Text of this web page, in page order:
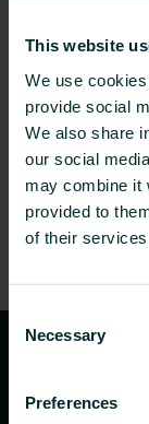
This website
We use
provide social
We also share
our social
may combine it
provided to
of their services.
Consent
Selection
Necessary
Preferences